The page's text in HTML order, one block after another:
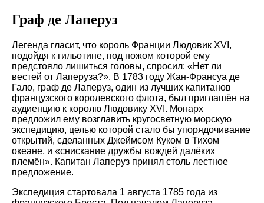
Граф де Лаперуз
Легенда гласит, что король Франции Людовик XVI,
подойдя к гильотине, под ножом которой ему
предстояло лишиться головы, спросил: «Нет ли
вестей от Лаперуза?». В 1783 году Жан-Франсуа де
Гало, граф де Лаперуз, один из лучших капитанов
французского королевского флота, был приглашён на
аудиенцию к королю Людовику XVI. Монарх
предложил ему возглавить кругосветную морскую
экспедицию, целью которой стало бы упорядочивание
открытий, сделанных Джеймсом Куком в Тихом
океане, и «снискание дружбы вождей далёких
племён». Капитан Лаперуз принял столь лестное
предложение.
Экспедиция стартовала 1 августа 1785 года из